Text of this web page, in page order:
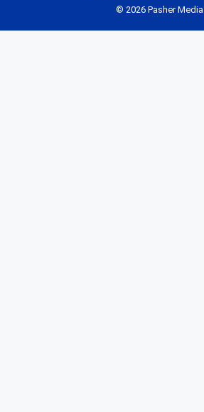
© 2026 Pasher Media